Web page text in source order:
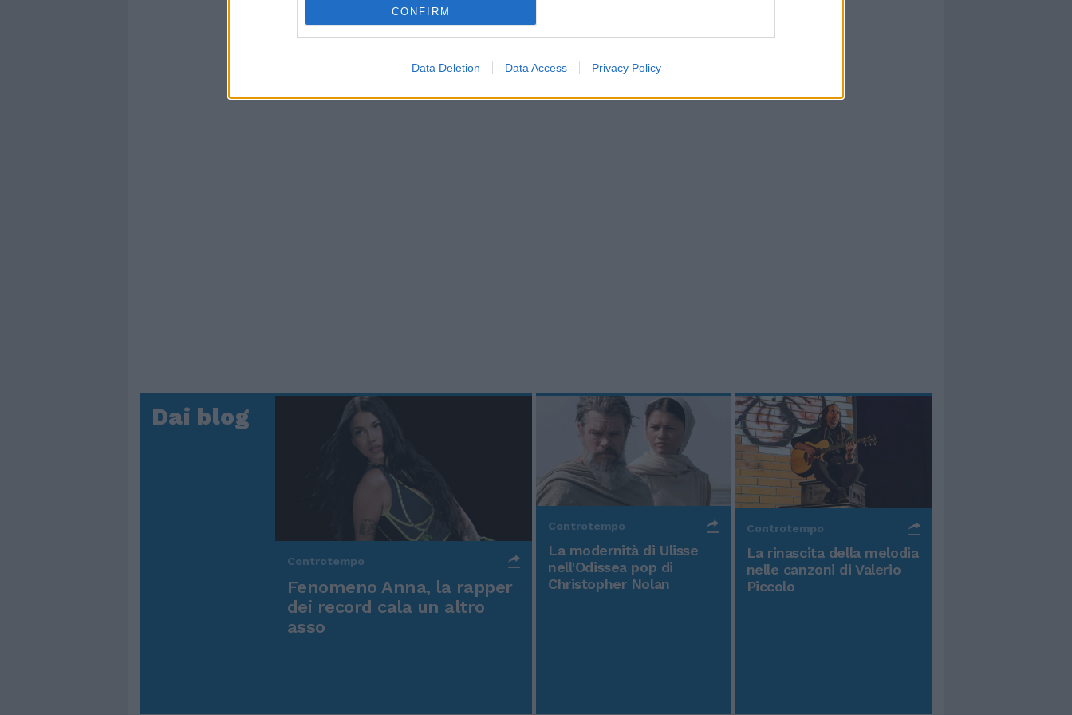
CONFIRM
Data Deletion Data Access Privacy Policy
Dai blog
Controtempo
Fenomeno Anna, la rapper
dei record cala un altro
asso
Controtempo
La modernità di Ulisse
nell'Odissea pop di
Christopher Nolan
Controtempo
La rinascita della melodia
nelle canzoni di Valerio
Piccolo